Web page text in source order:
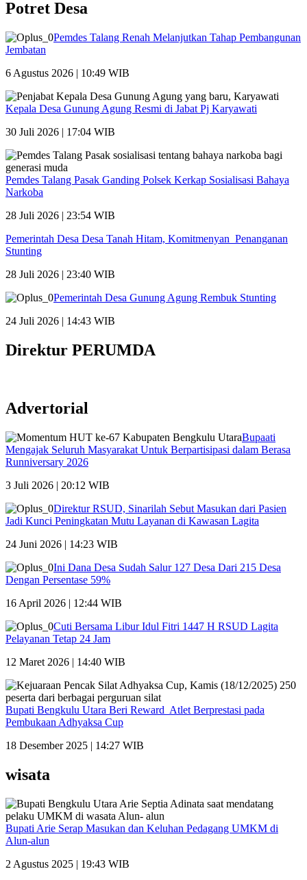
Potret Desa
Pemdes Talang Renah Melanjutkan Tahap Pembangunan
Jembatan
6 Agustus 2026 | 10:49 WIB
Kepala Desa Gunung Agung Resmi di Jabat Pj Karyawati
30 Juli 2026 | 17:04 WIB
Pemdes Talang Pasak Ganding Polsek Kerkap Sosialisasi Bahaya
Narkoba
28 Juli 2026 | 23:54 WIB
Pemerintah Desa Desa Tanah Hitam, Komitmenyan Penanganan
Stunting
28 Juli 2026 | 23:40 WIB
Pemerintah Desa Gunung Agung Rembuk Stunting
24 Juli 2026 | 14:43 WIB
Direktur PERUMDA
Advertorial
Bupaati
Mengajak Seluruh Masyarakat Untuk Berpartisipasi dalam Berasa
Runniversary 2026
3 Juli 2026 | 20:12 WIB
Direktur RSUD, Sinarilah Sebut Masukan dari Pasien
Jadi Kunci Peningkatan Mutu Layanan di Kawasan Lagita
24 Juni 2026 | 14:23 WIB
Ini Dana Desa Sudah Salur 127 Desa Dari 215 Desa
Dengan Persentase 59%
16 April 2026 | 12:44 WIB
Cuti Bersama Libur Idul Fitri 1447 H RSUD Lagita
Pelayanan Tetap 24 Jam
12 Maret 2026 | 14:40 WIB
Bupati Bengkulu Utara Beri Reward Atlet Berprestasi pada
Pembukaan Adhyaksa Cup
18 Desember 2025 | 14:27 WIB
wisata
Bupati Arie Serap Masukan dan Keluhan Pedagang UMKM di
Alun-alun
2 Agustus 2025 | 19:43 WIB